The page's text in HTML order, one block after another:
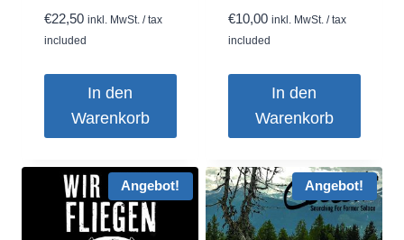
gewählt
€22,50 inkl. MwSt. / tax
included
In den
Warenkorb
€10,00 inkl. MwSt. / tax
included
In den
Warenkorb
Angebot! Angebot!